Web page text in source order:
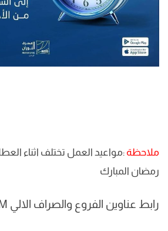
ملاحظة :مواعيد العمل تختلف اثناء
رمضان المبارك
رابط عناوين الفروع والصراف الالي ATM